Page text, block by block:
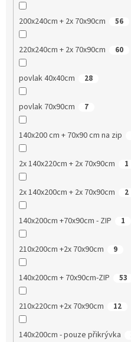
200x240cm + 2x 70x90cm 56
220x240cm + 2x 70x90cm 60
povlak 40x40cm 28
povlak 70x90cm 7
140x200 cm + 70x90 cm na zip
2x 140x220cm + 2x 70x90cm 1
2x 140x200cm + 2x 70x90cm 2
140x200cm +70x90cm - ZIP 1
210x200cm +2x 70x90cm 9
140x200cm + 70x90cm-ZIP 53
210x220cm +2x 70x90cm 12
140x200cm - pouze přikrývka